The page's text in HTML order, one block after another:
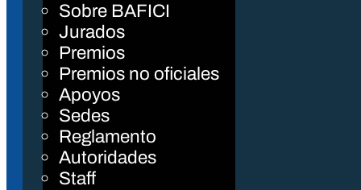
Sobre BAFICI
Jurados
Premios
Premios no oficiales
Apoyos
Sedes
Reglamento
Autoridades
Staff